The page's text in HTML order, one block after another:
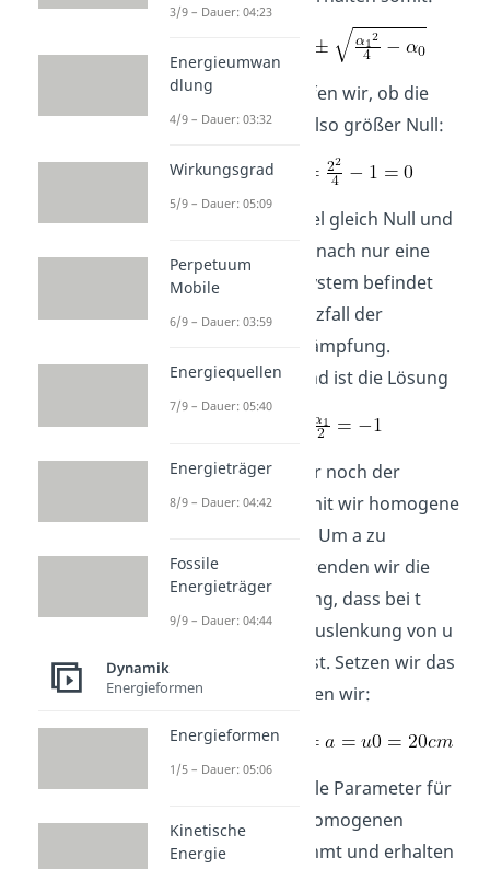
Als nächstes prüfen wir, ob die
Wurzel reell ist, also größer Null:
Nun ist die Wurzel gleich Null und
wir erhalten demnach nur eine
Lösung. Unser System befindet
sich also im Grenzfall der
aperiodischen Dämpfung.
Dementsprechend ist die Lösung
Jetzt fehlt uns nur noch der
Parameter a, damit wir homogene
Lösung erhalten. Um a zu
bestimmen, verwenden wir die
Anfangsbedingung, dass bei t
gleich Null eine Auslenkung von u
Null vorhanden ist. Setzen wir das
Ganze ein, erhalten wir:
Wir haben nun alle Parameter für
die Lösung der homogenen
Gleichung bestimmt und erhalten
3/9 – Dauer: 04:23
Energieumwan
dlung
4/9 – Dauer: 03:32
Wirkungsgrad
5/9 – Dauer: 05:09
Perpetuum
Mobile
6/9 – Dauer: 03:59
Energiequellen
7/9 – Dauer: 05:40
Energieträger
8/9 – Dauer: 04:42
Fossile
Energieträger
9/9 – Dauer: 04:44
Dynamik
Energieformen
Energieformen
1/5 – Dauer: 05:06
Kinetische
Energie